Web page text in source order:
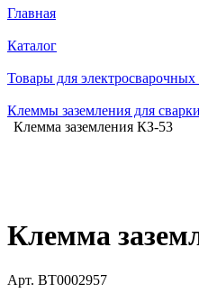
Главная
Каталог
Товары для электросварочных
Клеммы заземления для сварки
Клемма заземления КЗ-53
Клемма
Арт. BT0002957